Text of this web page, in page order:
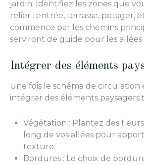
jardin. Identifiez les zones que
relier : entrée, terrasse, potager,
commence par les chemins
serviront de guide pour les allées
Intégrer des éléments
Une fois le schéma de circulation
intégrer des éléments paysagers
Végétation : Plantez des
long de vos allées pour
texture.
Bordures : Le choix de